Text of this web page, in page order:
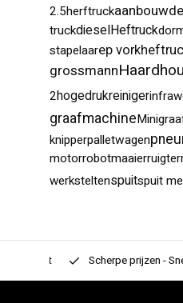
2.5herftruck
truckdieselHeftruck
stapelaarep
grossmann
2hogedrukreiniger
graafmachine
knipperpalletwagen
motorrobotmaaier
werksteltenspuitspuit
Scherpe prijzen -